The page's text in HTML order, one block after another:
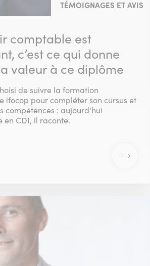
TÉMOIGNAGES ET AVIS
comptable est
c’est ce qui donne
valeur à ce diplôme
de suivre la formation
ifocop pour compléter son cursus et
compétences : aujourd'hui
en CDI, il raconte.